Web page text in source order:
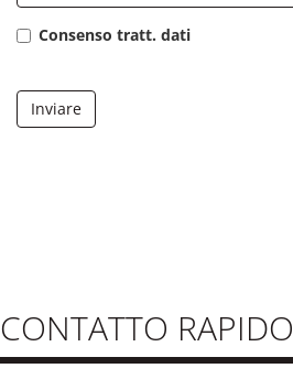
Consenso tratt. dati
Inviare
CONTATTO RAPIDO